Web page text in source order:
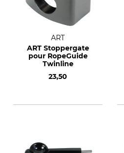
ART
ART Stoppergate
pour RopeGuide
Twinline
23,50